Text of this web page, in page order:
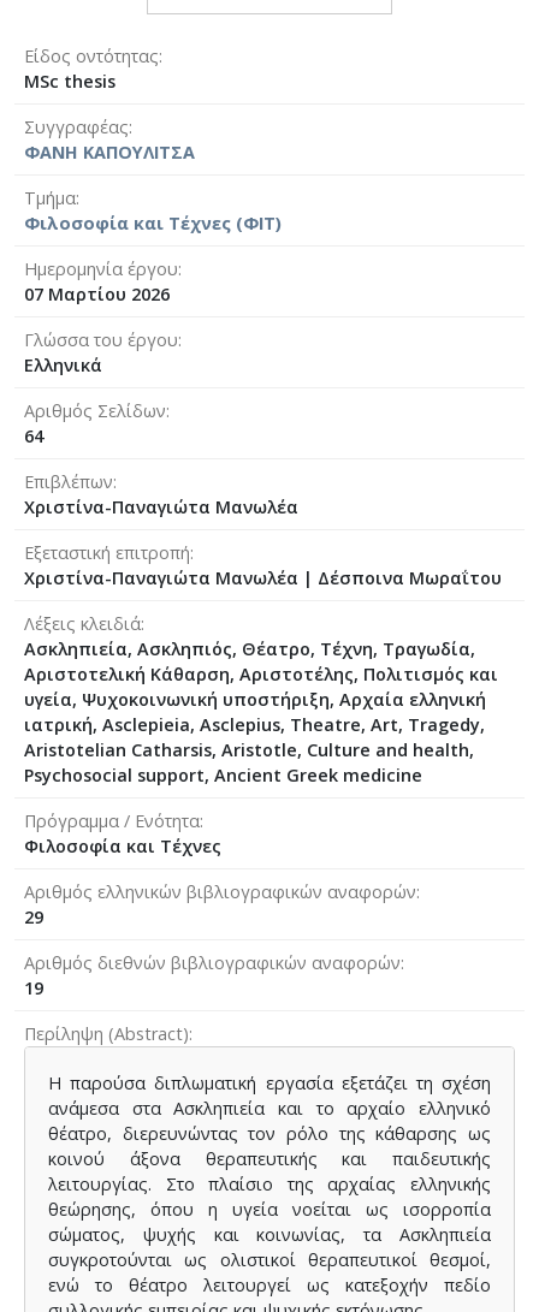
Είδος οντότητας
MSc thesis
Συγγραφέας
ΦΑΝΗ ΚΑΠΟΥΛΙΤΣΑ
Τμήμα
Φιλοσοφία και Τέχνες (ΦΙΤ)
Ημερομηνία έργου
07 Μαρτίου 2026
Γλώσσα του έργου
Ελληνικά
Αριθμός Σελίδων
64
Επιβλέπων
Χριστίνα-Παναγιώτα Μανωλέα
Εξεταστική επιτροπή
Χριστίνα-Παναγιώτα Μανωλέα | Δέσποινα Μωραΐτου
Λέξεις κλειδιά
Ασκληπιεία, Ασκληπιός, Θέατρο, Τέχνη, Τραγωδία,
Αριστοτελική Κάθαρση, Αριστοτέλης, Πολιτισμός και
υγεία, Ψυχοκοινωνική υποστήριξη, Αρχαία ελληνική
ιατρική, Asclepieia, Asclepius, Theatre, Art, Tragedy,
Aristotelian Catharsis, Aristotle, Culture and health,
Psychosocial support, Ancient Greek medicine
Πρόγραμμα / Ενότητα
Φιλοσοφία και Τέχνες
Αριθμός ελληνικών βιβλιογραφικών αναφορών
29
Αριθμός διεθνών βιβλιογραφικών αναφορών
19
Περίληψη (Abstract)
Η παρούσα διπλωματική εργασία εξετάζει τη σχέση
ανάμεσα στα Ασκληπιεία και το αρχαίο ελληνικό
θέατρο, διερευνώντας τον ρόλο της κάθαρσης ως
κοινού άξονα θεραπευτικής και παιδευτικής
λειτουργίας. Στο πλαίσιο της αρχαίας ελληνικής
θεώρησης, όπου η υγεία νοείται ως ισορροπία
σώματος, ψυχής και κοινωνίας, τα Ασκληπιεία
συγκροτούνται ως ολιστικοί θεραπευτικοί θεσμοί,
ενώ το θέατρο λειτουργεί ως κατεξοχήν πεδίο